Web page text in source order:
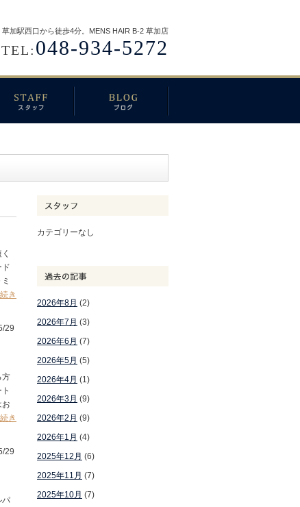
草加駅西口から徒歩4分。MENS HAIR B-2 草加店
TEL: 048-934-5272
続き
29
方
続き
29
パ
カテゴリーなし
2026年8月 (2)
2026年7月 (3)
2026年6月 (7)
2026年5月 (5)
2026年4月 (1)
2026年3月 (9)
2026年2月 (9)
2026年1月 (4)
2025年12月 (6)
2025年11月 (7)
2025年10月 (7)